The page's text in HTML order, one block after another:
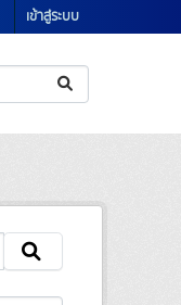
เข้าสู่ระบบ